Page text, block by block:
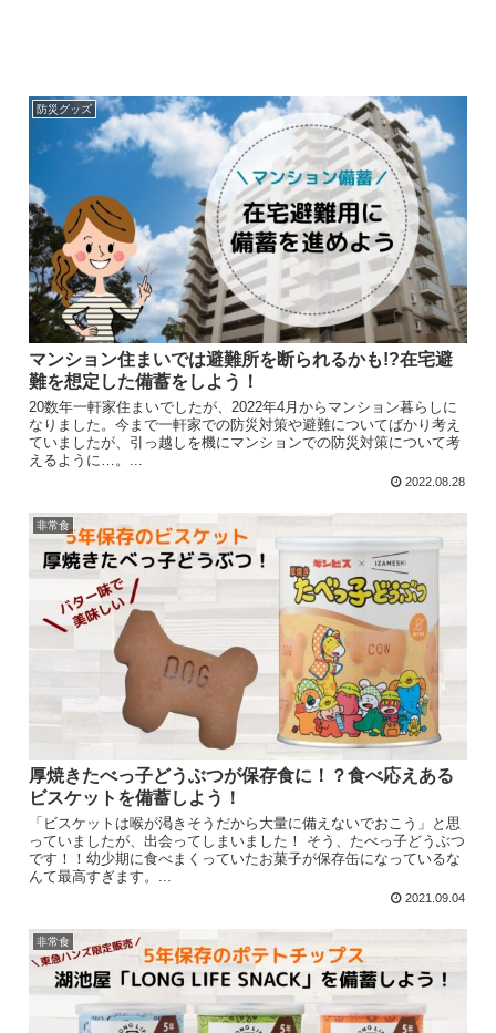
防災グッズ
マンション住まいでは避難所を断られるかも!?在宅避
難を想定した備蓄をしよう！
20数年一軒家住まいでしたが、2022年4月からマンション暮らしに
なりました。今まで一軒家での防災対策や避難についてばかり考え
ていましたが、引っ越しを機にマンションでの防災対策について考
えるように…。...
2022.08.28
非常食
厚焼きたべっ子どうぶつが保存食に！？食べ応えある
ビスケットを備蓄しよう！
「ビスケットは喉が渇きそうだから大量に備えないでおこう」と思
っていましたが、出会ってしまいました！ そう、たべっ子どうぶつ
です！！幼少期に食べまくっていたお菓子が保存缶になっているな
んて最高すぎます。...
2021.09.04
非常食